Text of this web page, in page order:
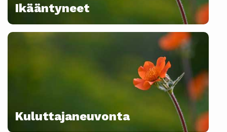
Ikääntyneet
Kuluttajaneuvonta